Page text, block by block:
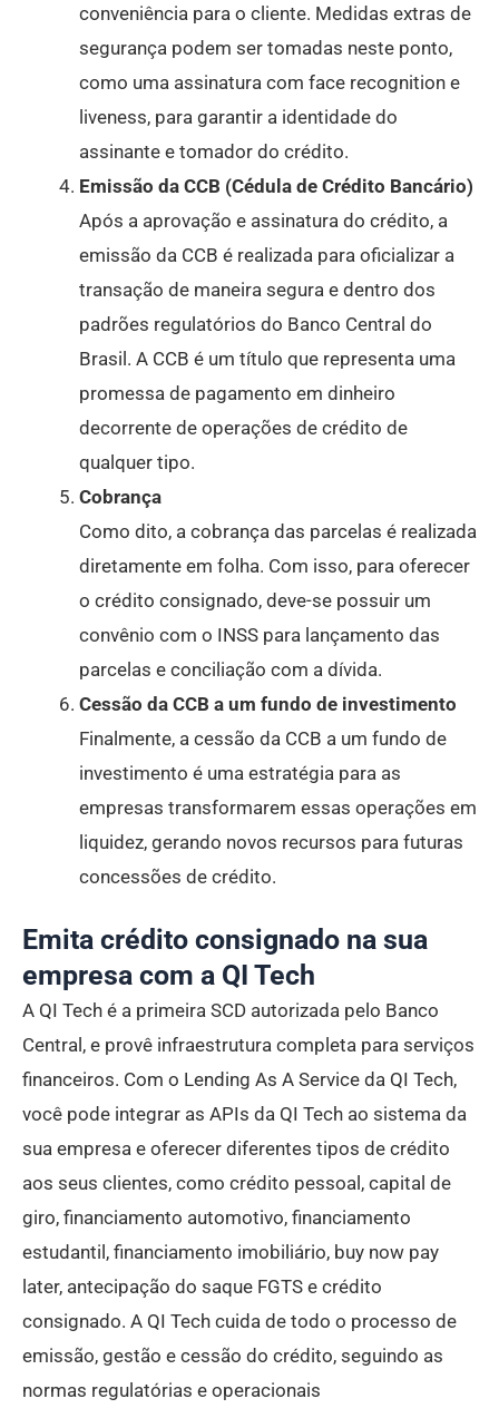
conveniência para o cliente. Medidas extras de
segurança podem ser tomadas neste ponto,
como uma assinatura com face recognition e
liveness, para garantir a identidade do
assinante e tomador do crédito.
Emissão da CCB (Cédula de Crédito Bancário)
Após a aprovação e assinatura do crédito, a
emissão da CCB é realizada para oficializar a
transação de maneira segura e dentro dos
padrões regulatórios do Banco Central do
Brasil. A CCB é um título que representa uma
promessa de pagamento em dinheiro
decorrente de operações de crédito de
qualquer tipo.
Cobrança
Como dito, a cobrança das parcelas é realizada
diretamente em folha. Com isso, para oferecer
o crédito consignado, deve-se possuir um
convênio com o INSS para lançamento das
parcelas e conciliação com a dívida.
Cessão da CCB a um fundo de investimento
Finalmente, a cessão da CCB a um fundo de
investimento é uma estratégia para as
empresas transformarem essas operações em
liquidez, gerando novos recursos para futuras
concessões de crédito.
Emita crédito consignado na sua
empresa com a QI Tech
A QI Tech é a primeira SCD autorizada pelo Banco
Central, e provê infraestrutura completa para serviços
financeiros. Com o Lending As A Service da QI Tech,
você pode integrar as APIs da QI Tech ao sistema da
sua empresa e oferecer diferentes tipos de crédito
aos seus clientes, como crédito pessoal, capital de
giro, financiamento automotivo, financiamento
estudantil, financiamento imobiliário, buy now pay
later, antecipação do saque FGTS e crédito
consignado. A QI Tech cuida de todo o processo de
emissão, gestão e cessão do crédito, seguindo as
normas regulatórias e operacionais